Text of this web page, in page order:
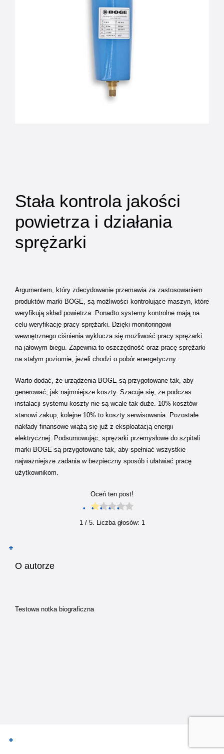
Stała kontrola jakości
powietrza i działania
sprężarki
Argumentem, który zdecydowanie przemawia za zastosowaniem
produktów marki BOGE, są możliwości kontrolujące maszyn, które
weryfikują skład powietrza. Ponadto systemy kontrolne mają na
celu weryfikację pracy sprężarki. Dzięki monitoringowi
wewnętrznego ciśnienia wyklucza się możliwość pracy sprężarki
na jałowym biegu. Zapewnia to oszczędność oraz pracę sprężarki
na stałym poziomie, jeżeli chodzi o pobór energetyczny.
Warto dodać, że urządzenia BOGE są przygotowane tak, aby
generować, jak najmniejsze koszty. Szacuje się, że podczas
instalacji systemu koszty nie są wcale tak duże. 10% kosztów
stanowi zakup, kolejne 10% to koszty serwisowania. Pozostałe
nakłady finansowe wiążą się już z eksploatacją energii
elektrycznej. Podsumowując, sprężarki przemysłowe do szpitali
marki BOGE są przygotowane tak, aby spełniać wszystkie
najważniejsze zadania w bezpieczny sposób i ułatwiać pracę
użytkownikom.
Oceń ten post!
1/ 5. Liczba głosów: 1
O autorze
Testowa notka biograficzna